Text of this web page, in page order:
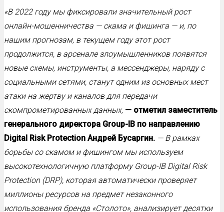
«В 2022 году мы фиксировали значительный рост
онлайн-мошенничества — скама и фишинга — и, по
нашим прогнозам, в текущем году этот рост
продолжится, в арсенале злоумышленников появятся
новые схемы, инструменты, а мессенджеры, наряду с
социальными сетями, станут одним из основных мест
атаки на жертву и каналов для передачи
скомпрометированных данных, — отметил заместитель
генерального директора Group-IB по направлению
Digital Risk Protection Андрей Бусаргин. — В рамках
борьбы со скамом и фишингом мы используем
высокотехнологичную платформу Group-IB Digital Risk
Protection (DRP), которая автоматически проверяет
миллионы ресурсов на предмет незаконного
использования бренда «Столото», анализирует десятки